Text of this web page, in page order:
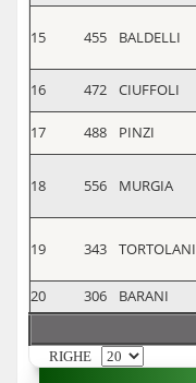
15 455 BALDELLI
16 472 CIUFFOLI
17 488 PINZI
18 556 MURGIA
19 343 TORTOLANI
20 306 BARANI
RIGHE